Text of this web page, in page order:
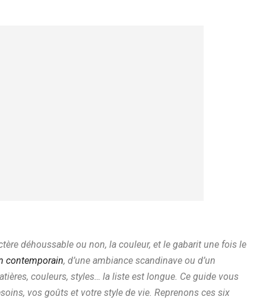
déhoussable ou non, la couleur, et le gabarit une fois le
contemporain, d’une ambiance scandinave ou d’un
couleurs, styles… la liste est longue. Ce guide vous
vos goûts et votre style de vie. Reprenons ces six